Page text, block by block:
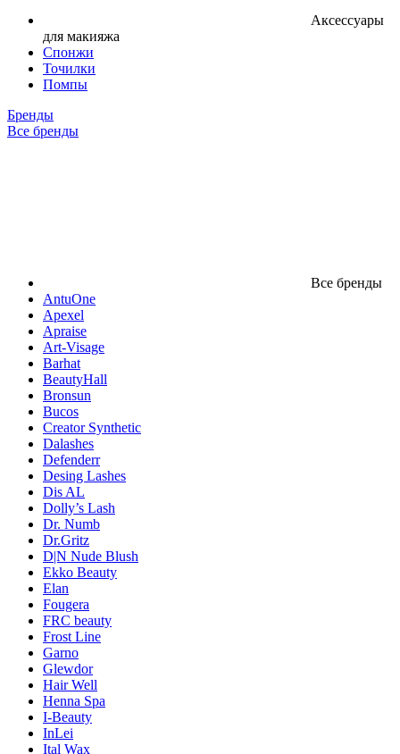
Аксессуары
для макияжа
Спонжи
Точилки
Помпы
Бренды
Все бренды
Все бренды
AntuOne
Apexel
Apraise
Art-Visage
Barhat
BeautyHall
Bronsun
Bucos
Creator Synthetic
Dalashes
Defenderr
Desing Lashes
Dis AL
Dolly’s Lash
Dr. Numb
Dr.Gritz
D|N Nude Blush
Ekko Beauty
Elan
Fougera
FRC beauty
Frost Line
Garno
Glewdor
Hair Well
Henna Spa
I-Beauty
InLei
Ital Wax